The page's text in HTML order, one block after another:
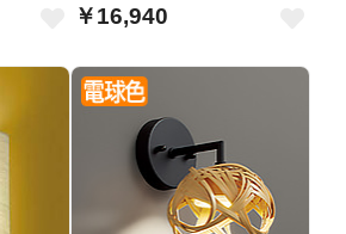
￥16,940